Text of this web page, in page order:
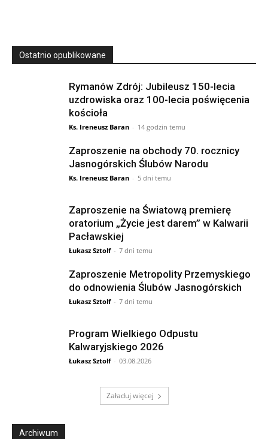
Ostatnio opublikowane
Rymanów Zdrój: Jubileusz 150-lecia
uzdrowiska oraz 100-lecia poświęcenia
kościoła
Ks. Ireneusz Baran - 14 godzin temu
Zaproszenie na obchody 70. rocznicy
Jasnogórskich Ślubów Narodu
Ks. Ireneusz Baran - 5 dni temu
Zaproszenie na Światową premierę
oratorium „Życie jest darem” w Kalwarii
Pacławskiej
Łukasz Sztolf - 7 dni temu
Zaproszenie Metropolity Przemyskiego
do odnowienia Ślubów Jasnogórskich
Łukasz Sztolf - 7 dni temu
Program Wielkiego Odpustu
Kalwaryjskiego 2026
Łukasz Sztolf - 03.08.2026
Załaduj więcej
Archiwum